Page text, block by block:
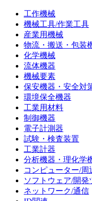
工作機械
機械工具/作業工具
産業用機械
物流・搬送・包装
化学機械
流体機器
機械要素
保安機器・安全対
環境保全機器
工業用材料
制御機器
電子計測器
試験・検査装置
工業計器
分析機器・理化学
コンピューター/周
ソフトウェア/開発
ネットワーク/通信